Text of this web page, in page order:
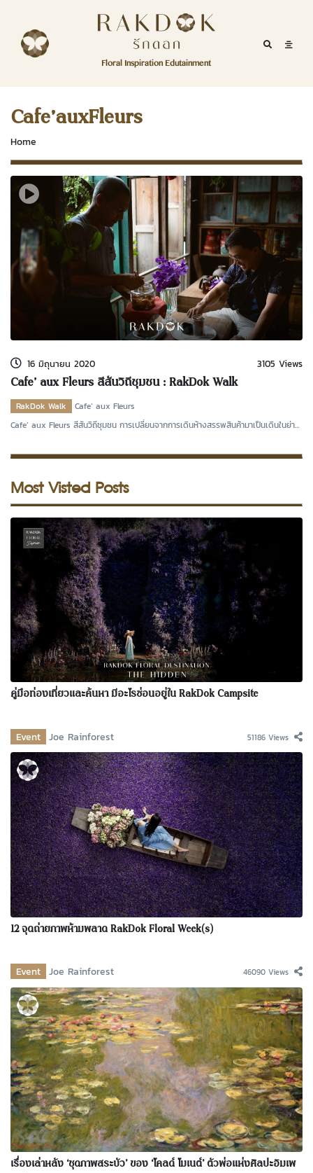
RakDok (รักดอก)
Floral Inspiration Edutainment
Mobile
RakDok
Menu
MAGAZINE
EDUTAINMENT
RAKDOK
MARKET
ABOUT
CONTACT
Channel Facebook
Twitter
Channel Youtube
Cafe’auxFleurs
Home
16 มิถุนายน 2020 3105 Views
Cafe’ aux Fleurs สีสันวิถีชุมชน : RakDok Walk
RakDok Walk
Cafe’ aux Fleurs
Cafe’ aux Fleurs สีสันวิถีชุมชน การเปลี่ยนจากการเดินห้างสรรพสินค้ามาเป็นเดินในย่าน
Most Visted Posts
คู่มือท่องเที่ยวและค้นหา มีอะไรซ่อนอยู่ใน RakDok Campsite
Event Joe Rainforest 51186 Views
12 จุดถ่ายภาพห้ามพลาด RakDok Floral Week(s)
Event Joe Rainforest 46090 Views
เรื่องเล่าหลัง ‘ชุดภาพสระบัว’ ของ ‘โคลด์ โมเนต์’ ตัวพ่อแห่งศิลปะอิมเพ